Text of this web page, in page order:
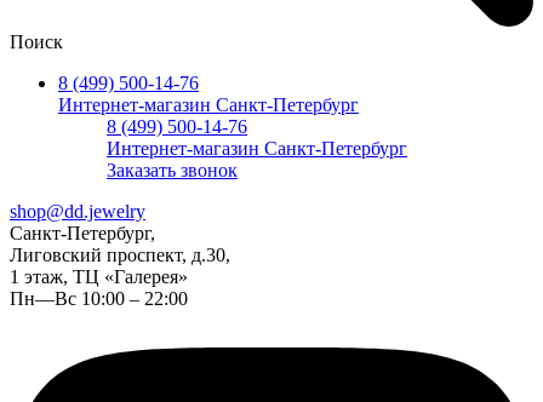
Поиск
8 (499) 500-14-76
Интернет-магазин Санкт-Петербург
8 (499) 500-14-76
Интернет-магазин Санкт-Петербург
Заказать звонок
shop@dd.jewelry
Санкт-Петербург,
Лиговский проспект, д.30,
1 этаж, ТЦ «Галерея»
Пн—Вс 10:00 – 22:00